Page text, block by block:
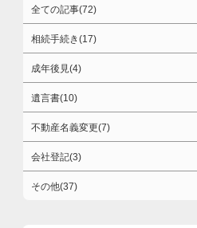
全ての記事(72)
相続手続き(17)
成年後見(4)
遺言書(10)
不動産名義変更(7)
会社登記(3)
その他(37)